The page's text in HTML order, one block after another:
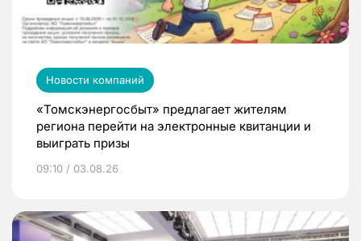
Новости компаний
«Томскэнергосбыт» предлагает жителям
региона перейти на электронные квитанции и
выиграть призы
09:10 / 03.08.26